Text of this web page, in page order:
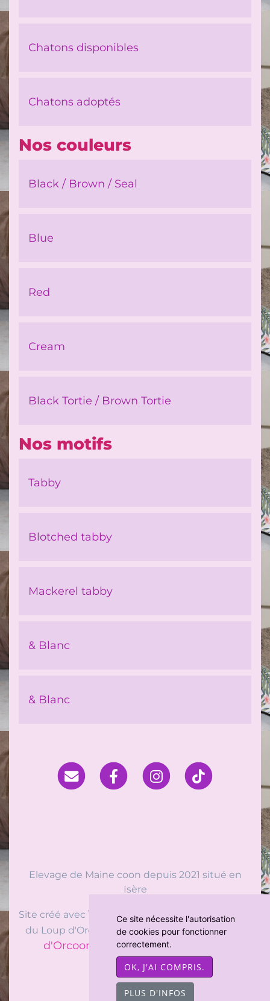
Chatons disponibles
Chatons adoptés
Nos couleurs
Black / Brown / Seal
Blue
Red
Cream
Black Tortie / Brown Tortie
Nos motifs
Tabby
Blotched tabby
Mackerel tabby
& Blanc
& Blanc
Elevage de Maine coon depuis 2021 situé en
Isère
Site créé avec WeBreed
- Copyright© Chatterie
du Loup d'Orcoon 2026 -Chatterie du Loup
d'Orcoon
chat-et-chaton.com
Mentions légales
Ce site nécessite l'autorisation
de cookies pour fonctionner
correctement.
OK, J'AI COMPRIS.
PLUS D'INFOS